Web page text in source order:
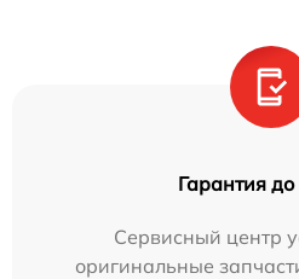
Гарантия до
Сервисный центр
оригинальные